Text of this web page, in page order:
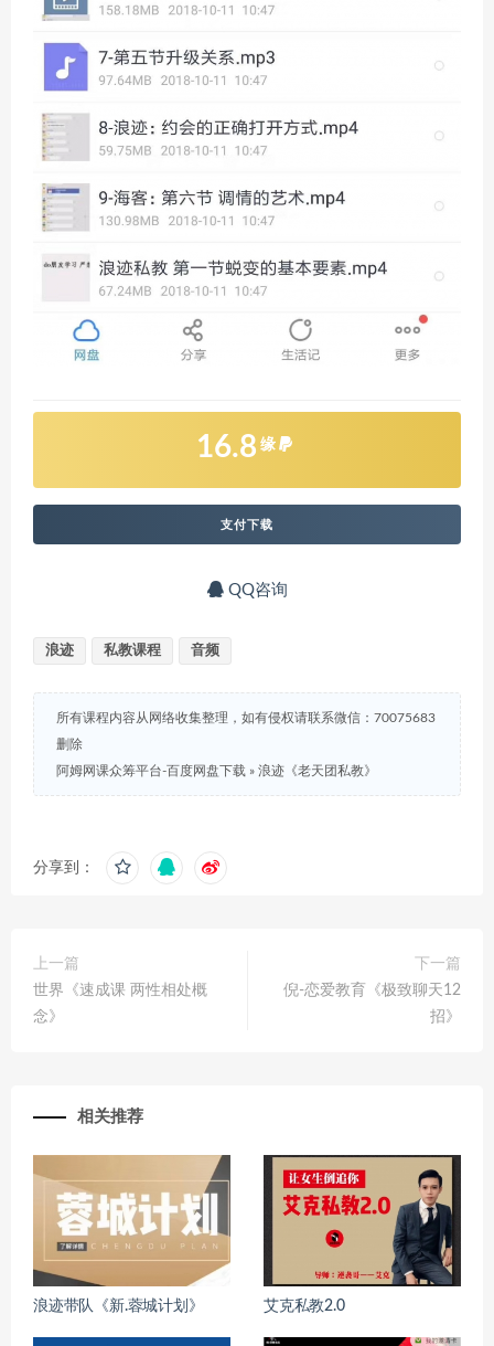
16.8 缘
支付下载
QQ咨询
浪迹 私教课程 音频
所有课程内容从网络收集整理，如有侵权请联系微信：70075683
删除
阿姆网课众筹平台-百度网盘下载 » 浪迹《老天团私教》
分享到：
上一篇
世界《速成课 两性相处概
念》
下一篇
倪-恋爱教育《极致聊天12
招》
相关推荐
浪迹带队《新.蓉城计划》 艾克私教2.0